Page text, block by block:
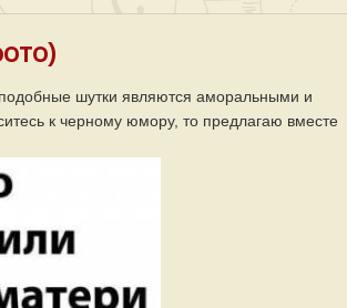
шутки являются аморальными и
к черному юмору, то предлагаю вместе